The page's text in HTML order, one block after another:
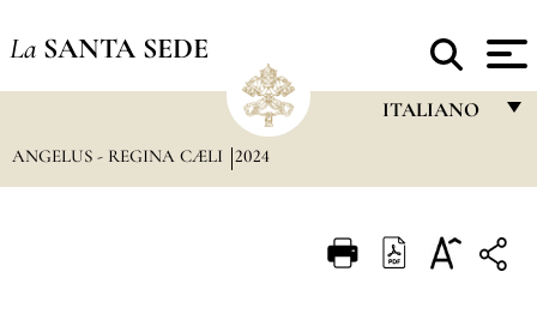
La SANTA SEDE
ITALIANO
ITALIANO
ANGELUS - REGINA CÆLI 2024